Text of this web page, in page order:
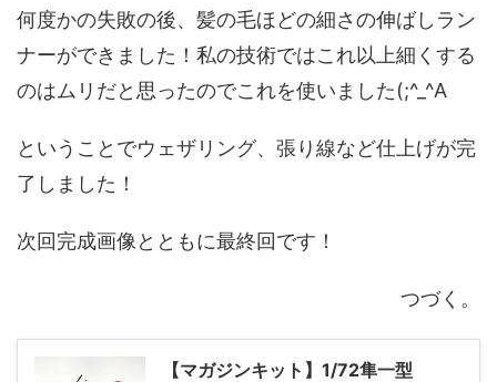
何度かの失敗の後、髪の毛ほどの細さの伸ばしラン
ナーができました！私の技術ではこれ以上細くする
のはムリだと思ったのでこれを使いました(;^_^A
ということでウェザリング、張り線など仕上げが完
了しました！
次回完成画像とともに最終回です！
つづく。
【マガジンキット】1/72隼一型